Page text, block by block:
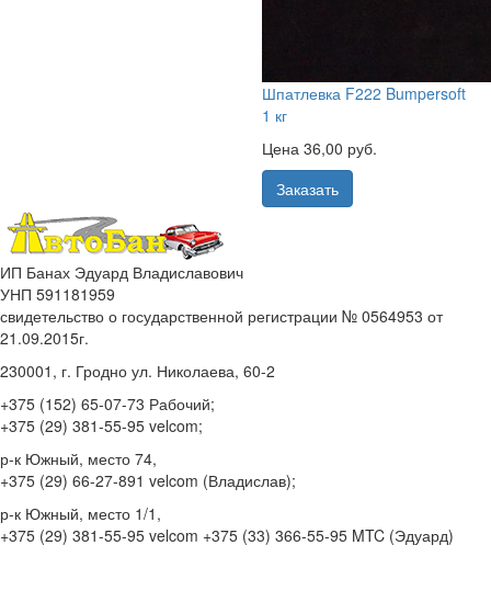
Шпатлевка F222 Bumpersoft
1 кг
Цена 36,00 руб.
Заказать
ИП Банах Эдуард Владиславович
УНП 591181959
свидетельство о государственной регистрации № 0564953 от
21.09.2015г.
230001, г. Гродно ул. Николаева, 60-2
+375 (152) 65-07-73 Рабочий;
+375 (29) 381-55-95 velcom;
р-к Южный, место 74,
+375 (29) 66-27-891 velcom (Владислав);
р-к Южный, место 1/1,
+375 (29) 381-55-95 velcom +375 (33) 366-55-95 MTC (Эдуард)